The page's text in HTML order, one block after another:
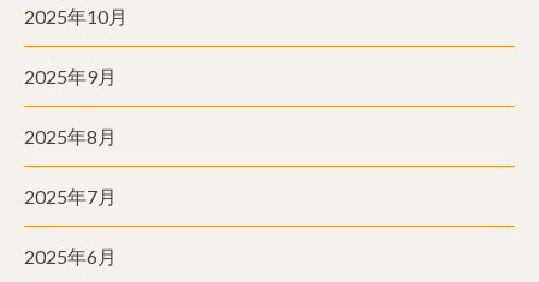
2025年10月
2025年9月
2025年8月
2025年7月
2025年6月